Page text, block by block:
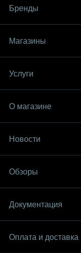
Бренды
Магазины
Услуги
О магазине
Новости
Обзоры
Документация
Оплата и доставка